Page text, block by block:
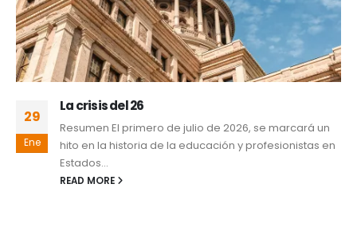
29
Ene
La crisis del 26
Resumen El primero de julio de 2026, se marcará un
hito en la historia de la educación y profesionistas en
Estados...
READ MORE